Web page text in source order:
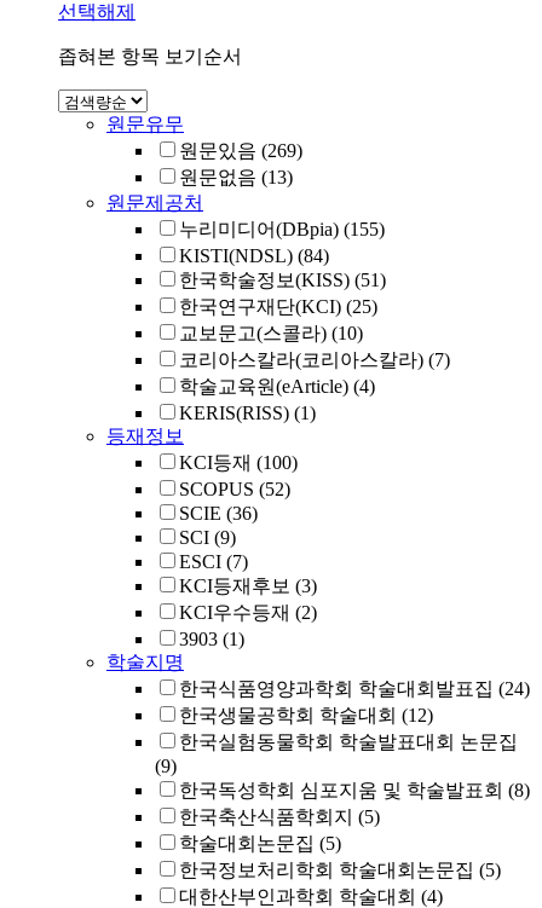
선택해제
좁혀본 항목 보기순서
원문유무
원문있음 (269)
원문없음 (13)
원문제공처
누리미디어(DBpia) (155)
KISTI(NDSL) (84)
한국학술정보(KISS) (51)
한국연구재단(KCI) (25)
교보문고(스콜라) (10)
코리아스칼라(코리아스칼라) (7)
학술교육원(eArticle) (4)
KERIS(RISS) (1)
등재정보
KCI등재 (100)
SCOPUS (52)
SCIE (36)
SCI (9)
ESCI (7)
KCI등재후보 (3)
KCI우수등재 (2)
3903 (1)
학술지명
한국식품영양과학회 학술대회발표집 (24)
한국생물공학회 학술대회 (12)
한국실험동물학회 학술발표대회 논문집
(9)
한국독성학회 심포지움 및 학술발표회 (8)
한국축산식품학회지 (5)
학술대회논문집 (5)
한국정보처리학회 학술대회논문집 (5)
대한산부인과학회 학술대회 (4)